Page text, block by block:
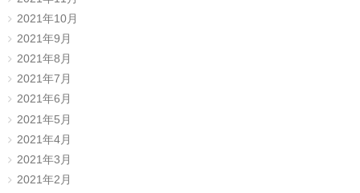
2021年10月
2021年9月
2021年8月
2021年7月
2021年6月
2021年5月
2021年4月
2021年3月
2021年2月